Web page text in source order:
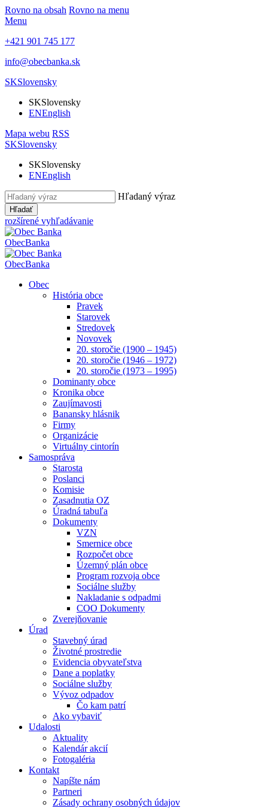
Rovno na obsah Rovno na menu
Menu
+421 901 745 177
info@obecbanka.sk
SKSlovensky
SKSlovensky
ENEnglish
Mapa webu RSS
SKSlovensky
SKSlovensky
ENEnglish
Hľadaný výraz
Hľadať
rozšírené vyhľadávanie
ObecBanka
ObecBanka
Obec
História obce
Pravek
Starovek
Stredovek
Novovek
20. storočie (1900 – 1945)
20. storočie (1946 – 1972)
20. storočie (1973 – 1995)
Dominanty obce
Kronika obce
Zaujímavosti
Banansky hlásnik
Firmy
Organizácie
Virtuálny cintorín
Samospráva
Starosta
Poslanci
Komisie
Zasadnutia OZ
Úradná tabuľa
Dokumenty
VZN
Smernice obce
Rozpočet obce
Územný plán obce
Program rozvoja obce
Sociálne služby
Nakladanie s odpadmi
COO Dokumenty
Zverejňovanie
Úrad
Stavebný úrad
Životné prostredie
Evidencia obyvateľstva
Dane a poplatky
Sociálne služby
Vývoz odpadov
Čo kam patrí
Ako vybaviť
Udalosti
Aktuality
Kalendár akcií
Fotogaléria
Kontakt
Napíšte nám
Partneri
Zásady ochrany osobných údajov